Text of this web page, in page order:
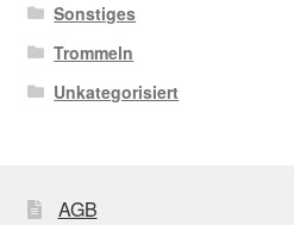
Sonstiges
Trommeln
Unkategorisiert
AGB